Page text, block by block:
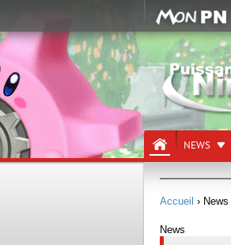
NEWS
Accueil › News
News